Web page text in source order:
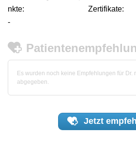
nkte:
Zertifikate:
-
Es wurden noch keine Empfehlungen für Dr.
abgegeben.
Jetzt